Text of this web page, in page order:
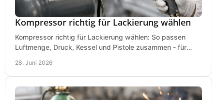
Kompressor richtig für Lackierung wählen
Kompressor richtig für Lackierung wählen: So passen
Luftmenge, Druck, Kessel und Pistole zusammen - für
28. Juni 2026